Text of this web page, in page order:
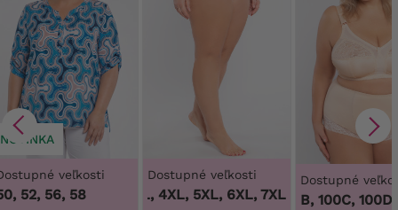
NOVINKA
veľkosti
52, 56, 58
Dostupné veľkosti
3XL, 4XL, 5XL, 6XL, 7XL, 8XL, 9XL, 3XL,
Dostupné
100B, 100C, 100D,